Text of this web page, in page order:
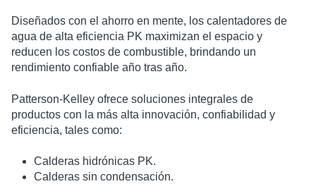
Diseñados con el ahorro en mente, los calentadores de
agua de alta eficiencia PK maximizan el espacio y
reducen los costos de combustible, brindando un
rendimiento confiable año tras año.
Patterson-Kelley ofrece soluciones integrales de
productos con la más alta innovación, confiabilidad y
eficiencia, tales como:
Calderas hidrónicas PK.
Calderas sin condensación.